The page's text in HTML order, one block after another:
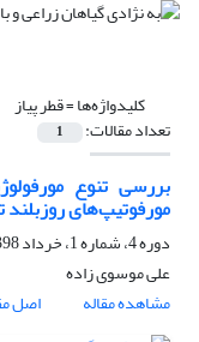
کلیدواژه‌ها =قطر پیاز
تعداد مقالات: 1
بررسی تنوع
مورفوتیپ‌های روزبلند
دوره 4، شماره 1، خرداد 1398، صفحه
علی موسوی زاده
مشاهده مقاله
اصل